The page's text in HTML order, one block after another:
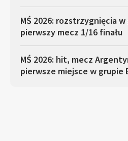
MŚ 2026: rozstrzygnięcia w
pierwszy mecz 1/16 finału
MŚ 2026: hit, mecz
pierwsze miejsce w grupie